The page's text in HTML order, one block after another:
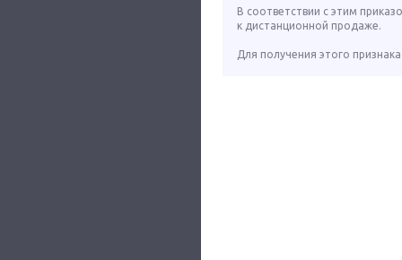
В соответствии с этим
к дистанционной продаже.
Для получения этого признака